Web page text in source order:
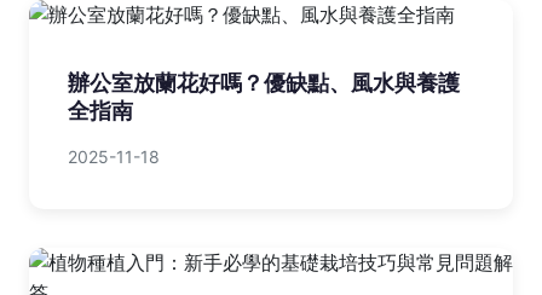
辦公室放蘭花好嗎？優缺點、風水與養護
全指南
2025-11-18